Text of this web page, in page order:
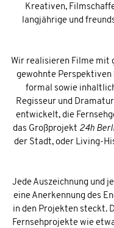
Kreativen,
langjährige und
Wir realisieren Filme mit
gewohnte Perspektiven
formal sowie
Regisseur und
entwickelt, die
das Großprojekt 24h
der Stadt, oder Living-
Jede Auszeichnung und
eine Anerkennung des
in den Projekten steckt.
Fernsehprojekte wie